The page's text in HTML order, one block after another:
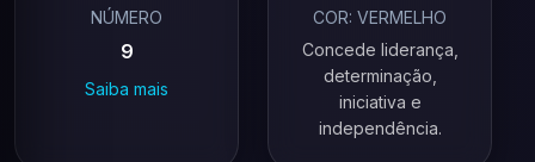
NÚMERO
9
Saiba mais
COR: VERMELHO
Concede liderança,
determinação,
iniciativa e
independência.